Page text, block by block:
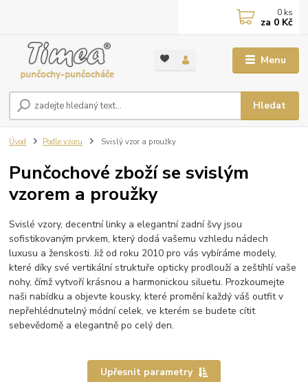
Menu
Hledat
0 ks
za 0 Kč
Úvod Podle vzoru Svislý vzor a proužky
Punčochové zboží se svislým
vzorem a proužky
Svislé vzory, decentní linky a elegantní zadní švy jsou
sofistikovaným prvkem, který dodá vašemu vzhledu nádech
luxusu a ženskosti. Již od roku 2010 pro vás vybíráme modely,
které díky své vertikální struktuře opticky prodlouží a zeštíhlí vaše
nohy, čímž vytvoří krásnou a harmonickou siluetu. Prozkoumejte
naši nabídku a objevte kousky, které promění každý váš outfit v
nepřehlédnutelný módní celek, ve kterém se budete cítit
sebevědomě a elegantně po celý den.
Upřesnit parametry